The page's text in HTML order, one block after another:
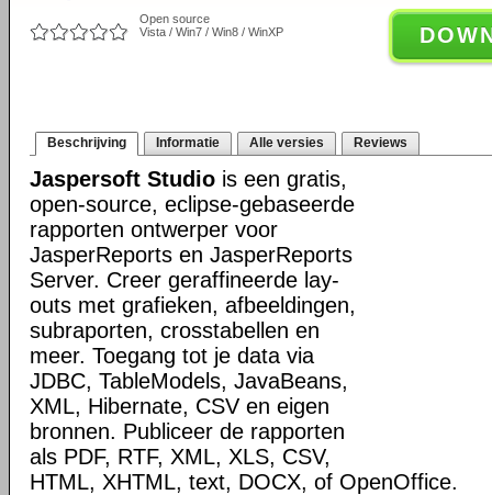
Open source
Vista / Win7 / Win8 / WinXP
Beschrijving Informatie Alle versies Reviews
Jaspersoft Studio is een gratis,
open-source, eclipse-gebaseerde
rapporten ontwerper voor
JasperReports en JasperReports
Server. Creer geraffineerde lay-
outs met grafieken, afbeeldingen,
subraporten, crosstabellen en
meer. Toegang tot je data via
JDBC, TableModels, JavaBeans,
XML, Hibernate, CSV en eigen
bronnen. Publiceer de rapporten
als PDF, RTF, XML, XLS, CSV,
HTML, XHTML, text, DOCX, of OpenOffice.